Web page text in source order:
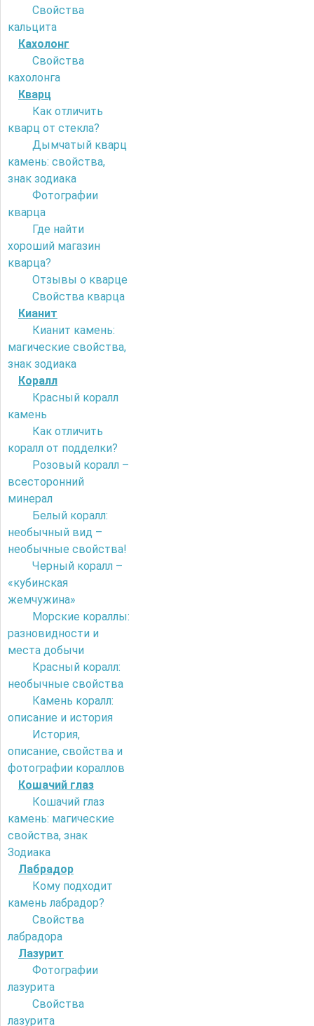
Свойства
кальцита
Кахолонг
Свойства
кахолонга
Кварц
Как отличить
кварц от стекла?
Дымчатый кварц
камень: свойства,
знак зодиака
Фотографии
кварца
Где найти
хороший магазин
кварца?
Отзывы о кварце
Свойства кварца
Кианит
Кианит камень:
магические свойства,
знак зодиака
Коралл
Красный коралл
камень
Как отличить
коралл от подделки?
Розовый коралл –
всесторонний
минерал
Белый коралл:
необычный вид –
необычные свойства!
Черный коралл –
«кубинская
жемчужина»
Морские кораллы:
разновидности и
места добычи
Красный коралл:
необычные свойства
Камень коралл:
описание и история
История,
описание, свойства и
фотографии кораллов
Кошачий глаз
Кошачий глаз
камень: магические
свойства, знак
Зодиака
Лабрадор
Кому подходит
камень лабрадор?
Свойства
лабрадора
Лазурит
Фотографии
лазурита
Свойства
лазурита